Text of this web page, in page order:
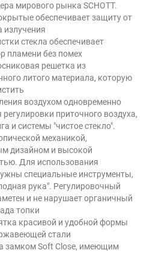
мирового рынка SCHOTT.
обеспечивает защиту от
излучения
стекла обеспечивает
пламени без помех
решетка из
литого материала, которую
воздухом одновременно
регулировки приточного воздуха,
и системы "чистое стекло".
механикой,
дизайном и высокой
Для использования
специальные инструменты,
рука". Регулировочный
и не нарушает органичный
топки
красивой и удобной формы
стали
замком Soft Close, имеющим